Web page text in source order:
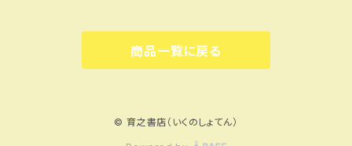
商品一覧に戻る
© 育之書店（いくのしょてん）